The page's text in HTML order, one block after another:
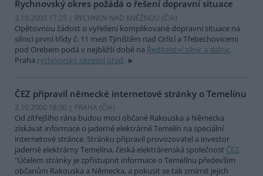
Rychnovský okres požádá o řešení dopravní situace
3.10.2000 17:25 | RYCHNOV NAD KNĚŽNOU (ČIA)
Opětovnou žádost o vyřešení komplikované dopravní situace na
silnici první třídy č. 11 mezi Týništěm nad Orlicí a Třebechovicemi
pod Orebem podá v nejbližší době na Ředitelství silnic a dálnic
Praha rychnovský okresní úřad.
ČEZ připravil německé internetové stránky o Temelínu
2.10.2000 18:00 | PRAHA (ČIA)
Od zítřejšího rána budou moci občané Rakouska a Německa
získávat informace o jaderné elektrárně Temelín na speciální
internetové stránce. Stránku připravil provozovatel a investor
jaderné elektrárny Temelína, česká elektrárenská společnost ČEZ.
"Účelem stránky je zpřístupnit informace o Temelínu především
občanům Rakouska a Německa, a pokusit se tak zmírnit jejich